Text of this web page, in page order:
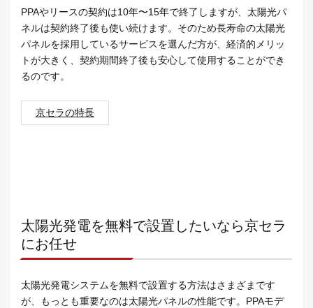
PPAやリースの契約は10年〜15年で終了しますが、太陽光パ
ネルは契約終了後も使い続けます。そのため長寿命の太陽光
パネルを採用しているサービスを選んだ方が、経済的メリッ
トが大きく、契約期間終了後も安心して使用することができ
るのです。
京セラの特長
太陽光発電を無料で設置したいなら京セラ
にお任せ
太陽光発電システムを無料で設置する方法はさまざまです
が、もっとも重要なのは太陽光パネルの性能です。PPAモデ